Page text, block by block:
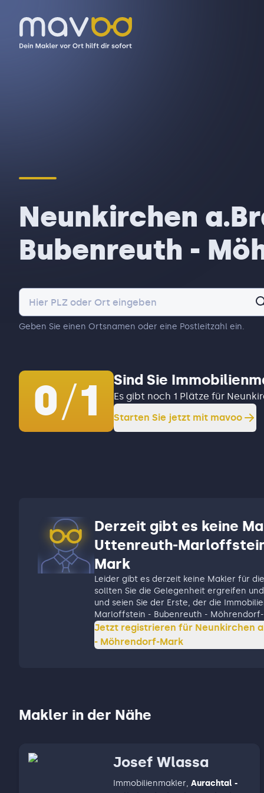
Neunkirchen
Bubenreuth -
Geben Sie einen Ortsnamen oder eine Postleitzahl ein.
0/1 Sind Sie
Es gibt noch 1 Plätze für
Starten Sie jetzt mit mavoo
Derzeit gibt es keine
Uttenreuth-
Mark
Leider gibt es derzeit keine Makler für
sollten Sie die Gelegenheit ergreifen
und seien Sie der Erste, der die
Marloffstein - Bubenreuth -
Jetzt registrieren für Neunkirchen
- Möhrendorf-Mark
Makler in der Nähe
Josef Wlassa
Immobilienmakler, Aurachtal -